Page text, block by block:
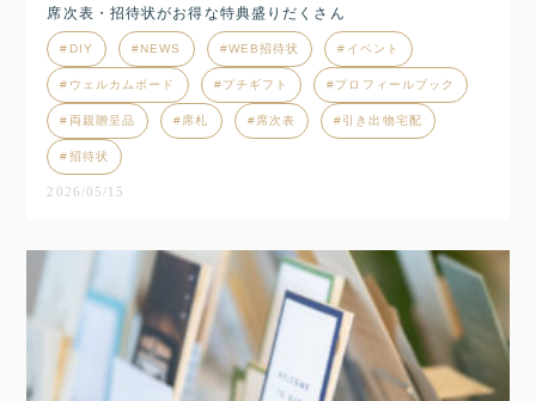
席次表・招待状がお得な特典盛りだくさん
DIY NEWS WEB招待状 イベント
ウェルカムボード プチギフト プロフィールブック
両親贈呈品 席札 席次表 引き出物宅配
招待状
2026/05/15